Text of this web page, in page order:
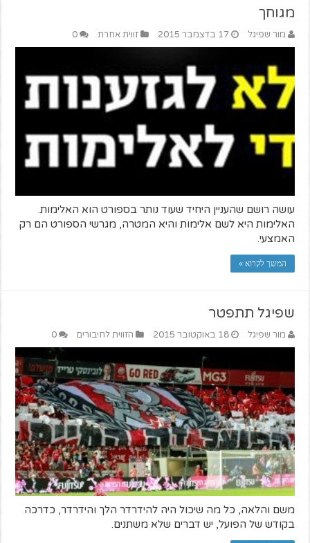
מגוחך
מור שפיגל 17 בדצמבר 2015 זווית אחרת 0
עושה רושם שהעניין היחיד שעוד נותר בספורט הוא האלימות.
האלימות היא לשם אלימות והיא המטרה, מגרשי הספורט הם רק
האמצעי.
המשך לקרוא »
שפיגל תתפטר
מור שפיגל 18 באוקטובר 2015 הזווית לחיבורים 0
משם והלאה, כל מה שיכול היה להידרדר הלך והידרדר, כדרכה
בקודש של הפועל, יש דברים שלא משתנים.